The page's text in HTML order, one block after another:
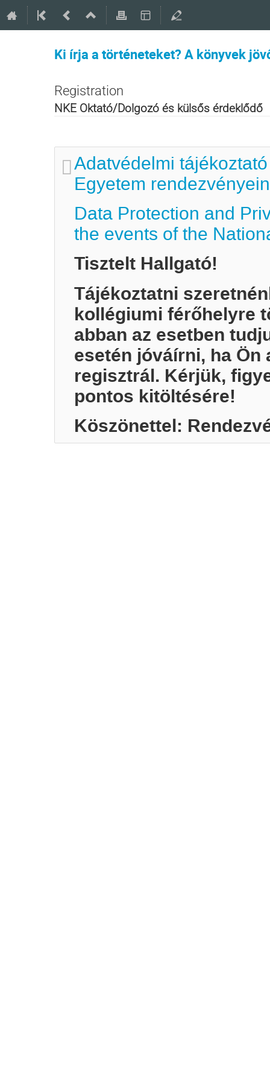
Ki írja a történeteket? A könyvek
Registration
NKE Oktató/Dolgozó és külsős érdeklődő
Adatvédelmi
Egyetem
Data Protection and
the events of the
Tisztelt Hallgató!
Tájékoztatni
kollégiumi férőhelyre
abban az esetben
esetén jóváírni, ha Ön
regisztrál. Kérjük,
pontos kitöltésére!
Köszönettel: